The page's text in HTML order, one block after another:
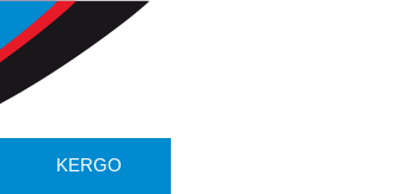
KERGO